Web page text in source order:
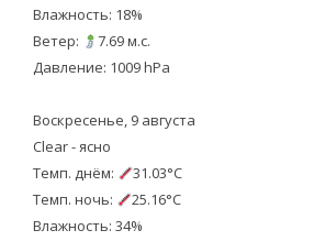
Влажность: 18%
Ветер:
7.69 м.с.
Давление: 1009 hPa
Воскресенье, 9 августа
Clear - ясно
Темп. днём:
31.03°C
Темп. ночь:
25.16°C
Влажность: 34%